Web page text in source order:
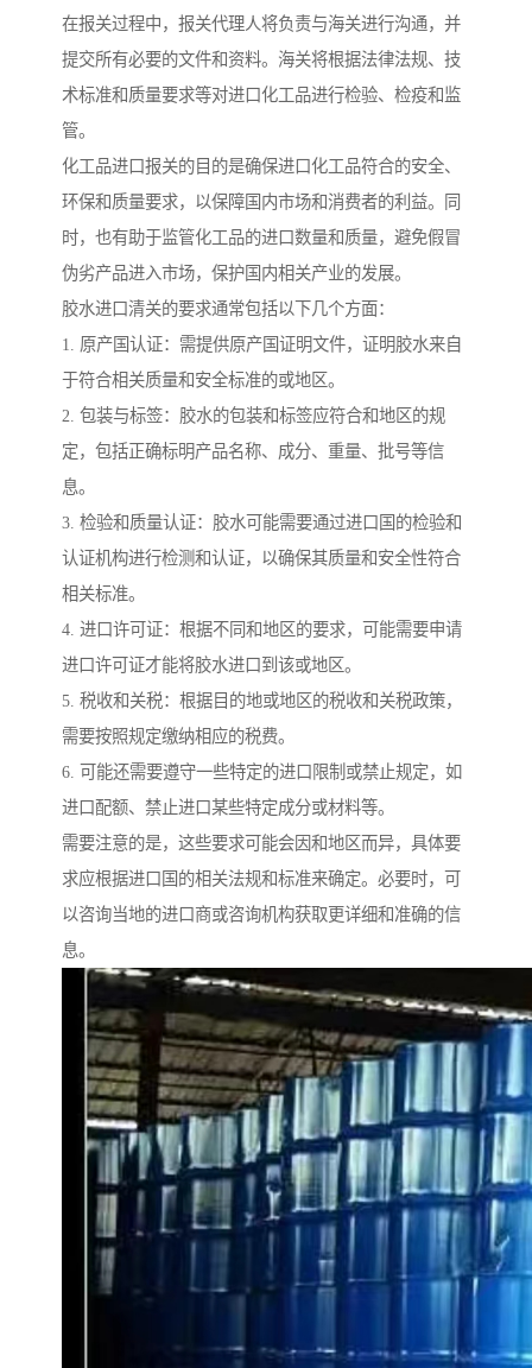
在报关过程中，报关代理人将负责与海关进行沟通，并
提交所有必要的文件和资料。海关将根据法律法规、技
术标准和质量要求等对进口化工品进行检验、检疫和监
管。
化工品进口报关的目的是确保进口化工品符合的安全、
环保和质量要求，以保障国内市场和消费者的利益。同
时，也有助于监管化工品的进口数量和质量，避免假冒
伪劣产品进入市场，保护国内相关产业的发展。
胶水进口清关的要求通常包括以下几个方面：
1. 原产国认证：需提供原产国证明文件，证明胶水来自
于符合相关质量和安全标准的或地区。
2. 包装与标签：胶水的包装和标签应符合和地区的规
定，包括正确标明产品名称、成分、重量、批号等信
息。
3. 检验和质量认证：胶水可能需要通过进口国的检验和
认证机构进行检测和认证，以确保其质量和安全性符合
相关标准。
4. 进口许可证：根据不同和地区的要求，可能需要申请
进口许可证才能将胶水进口到该或地区。
5. 税收和关税：根据目的地或地区的税收和关税政策，
需要按照规定缴纳相应的税费。
6. 可能还需要遵守一些特定的进口限制或禁止规定，如
进口配额、禁止进口某些特定成分或材料等。
需要注意的是，这些要求可能会因和地区而异，具体要
求应根据进口国的相关法规和标准来确定。必要时，可
以咨询当地的进口商或咨询机构获取更详细和准确的信
息。